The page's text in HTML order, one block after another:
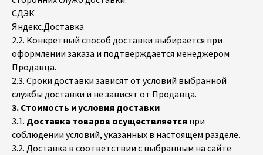
СДЭК
Яндекс.Доставка
2.2. Конкретный способ доставки выбирается при
оформлении заказа и подтверждается менеджером
Продавца.
2.3. Сроки доставки зависят от условий выбранной
службы доставки и не зависят от Продавца.
3. Стоимость и условия доставки
3.1. Доставка товаров осуществляется при
соблюдении условий, указанных в настоящем разделе.
3.2. Доставка в соответствии с выбранным на сайте